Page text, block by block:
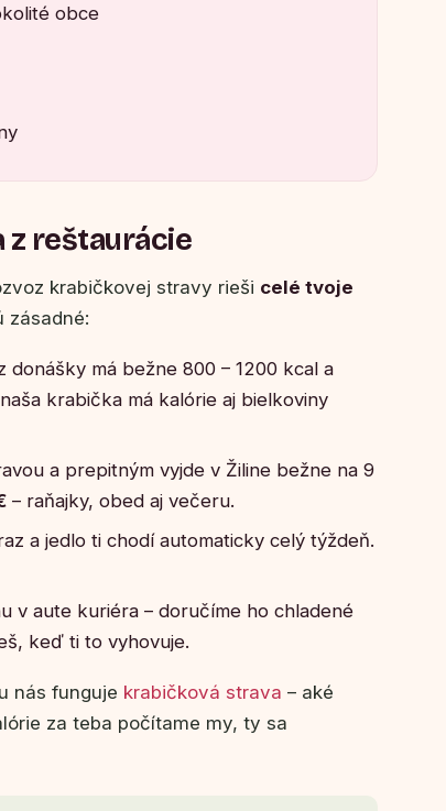
obce
z reštaurácie
krabičkovej stravy rieši celé tvoje
zásadné:
donášky má bežne 800 – 1200 kcal a
krabička má kalórie aj bielkoviny
a prepitným vyjde v Žiline bežne na 9
– raňajky, obed aj večeru.
a jedlo ti chodí automaticky celý týždeň.
v aute kuriéra – doručíme ho chladené
keď ti to vyhovuje.
nás funguje krabičková strava – aké
za teba počítame my, ty sa